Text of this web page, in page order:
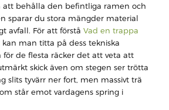
att behålla den befintliga ramen och
sparar du stora mängder material
avfall. För att förstå Vad en trappa
man titta på dess tekniska
de flesta räcker det att veta att
skick även om stegen ser trötta
slits tyvärr ner fort, men massivt trä
står emot vardagens spring i